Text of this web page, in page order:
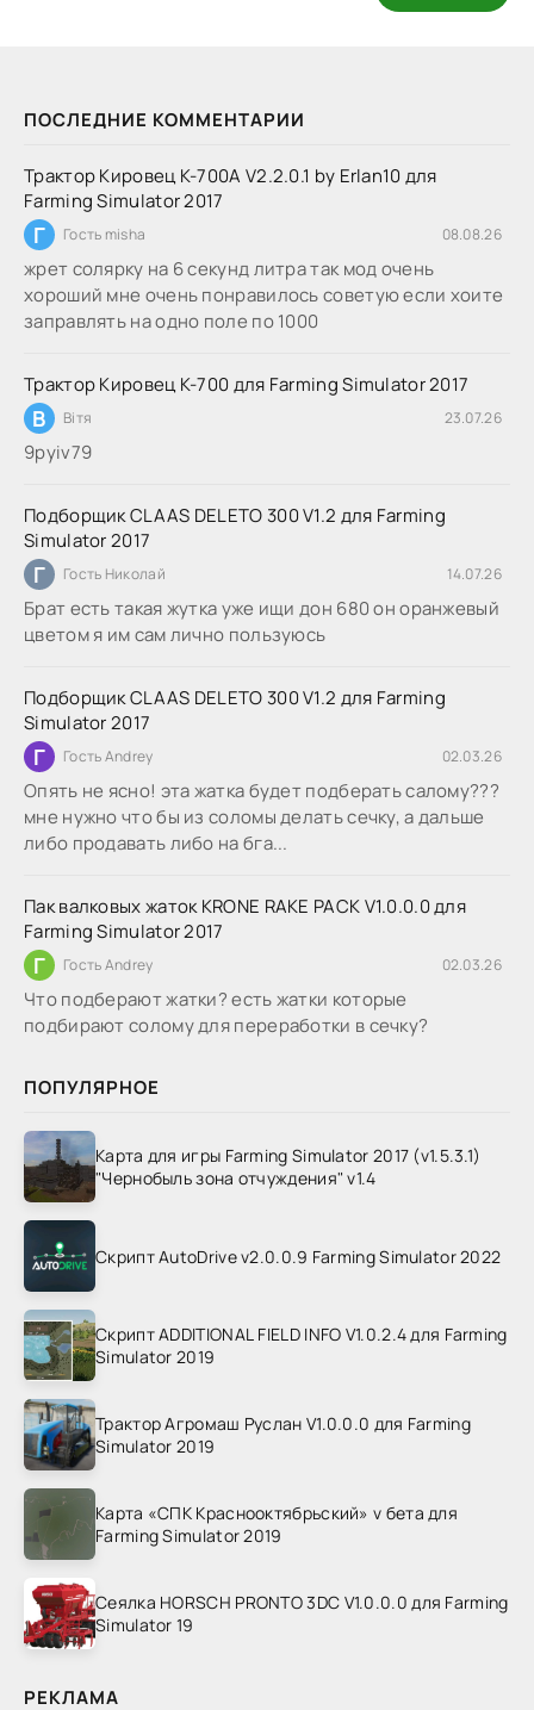
ПОСЛЕДНИЕ КОММЕНТАРИИ
Трактор Кировец К-700А V2.2.0.1 by Erlan10 для
Farming Simulator 2017
Г Гость misha 08.08.26
жрет солярку на 6 секунд литра так мод очень
хороший мне очень понравилось советую если хоите
заправлять на одно поле по 1000
Трактор Кировец К-700 для Farming Simulator 2017
В Вітя 23.07.26
9руіv79
Подборщик CLAAS DELETO 300 V1.2 для Farming
Simulator 2017
Г Гость Николай 14.07.26
Брат есть такая жутка уже ищи дон 680 он оранжевый
цветом я им сам лично пользуюсь
Подборщик CLAAS DELETO 300 V1.2 для Farming
Simulator 2017
Г Гость Andrey 02.03.26
Опять не ясно! эта жатка будет подберать салому???
мне нужно что бы из соломы делать сечку, а дальше
либо продавать либо на бга...
Пак валковых жаток KRONE RAKE PACK V1.0.0.0 для
Farming Simulator 2017
Г Гость Andrey 02.03.26
Что подберают жатки? есть жатки которые
подбирают солому для переработки в сечку?
ПОПУЛЯРНОЕ
Карта для игры Farming Simulator 2017 (v1.5.3.1)
"Чернобыль зона отчуждения" v1.4
Скрипт AutoDrive v2.0.0.9 Farming Simulator 2022
Скрипт ADDITIONAL FIELD INFO V1.0.2.4 для Farming
Simulator 2019
Трактор Агромаш Руслан V1.0.0.0 для Farming
Simulator 2019
Карта «СПК Краснооктябрьский» v бета для
Farming Simulator 2019
Сеялка HORSCH PRONTO 3DC V1.0.0.0 для Farming
Simulator 19
РЕКЛАМА